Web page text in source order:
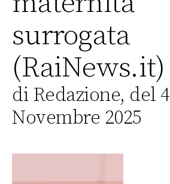
surrogata
(RaiNews.it)
di Redazione, del 4
Novembre 2025